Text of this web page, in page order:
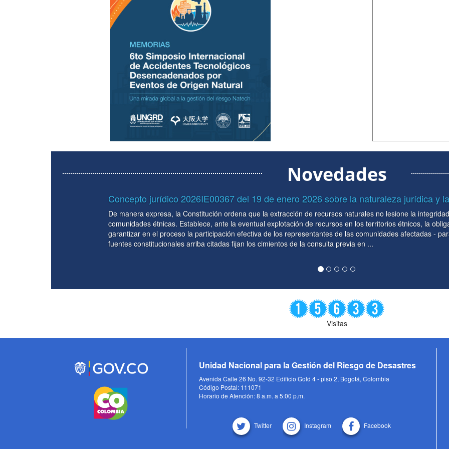
Novedades
jurídico 2026IE00367 del 19 de enero 2026 sobre la naturaleza jurídica y la vinculatoriedad ...
expresa, la Constitución ordena que la extracción de recursos naturales no lesione la integridad económica, social y cultural de las
étnicas. Establece, ante la eventual explotación de recursos en los territorios étnicos, la obligación del gobierno nacional de
en el proceso la participación efectiva de los representantes de las comunidades afectadas - parágrafo del artículo 330. Si bien las
arriba citadas fijan los cimientos de la consulta previa en ...
Visitas
Unidad Nacional para la Gestión del Riesgo de Desastres
Avenida Calle 26 No. 92-32 Edificio Gold 4 - piso 2, Bogotá, Colombia
Código Postal: 111071
Horario de Atención: 8 a.m. a 5:00 p.m.
Twitter Instagram Facebook